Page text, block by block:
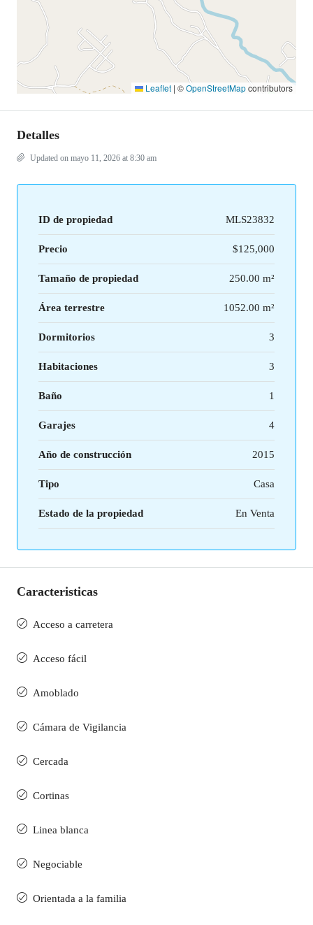
Leaflet | ©OpenStreetMapcontributors
Detalles
Updated on mayo 11, 2026 at 8:30 am
ID de propiedad MLS23832
Precio $125,000
Tamaño de propiedad 250.00 m²
Área terrestre 1052.00 m²
Dormitorios 3
Habitaciones 3
Baño 1
Garajes 4
Año de construcción 2015
Tipo Casa
Estado de la propiedad En Venta
Caracteristicas
Acceso a carretera
Acceso fácil
Amoblado
Cámara de Vigilancia
Cercada
Cortinas
Linea blanca
Negociable
Orientada a la familia